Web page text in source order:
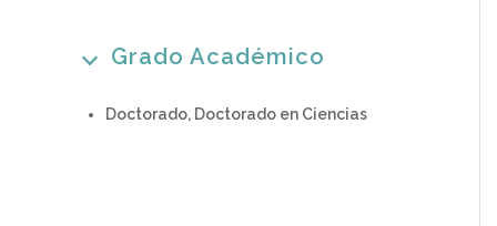
Grado Académico
Doctorado, Doctorado en Ciencias